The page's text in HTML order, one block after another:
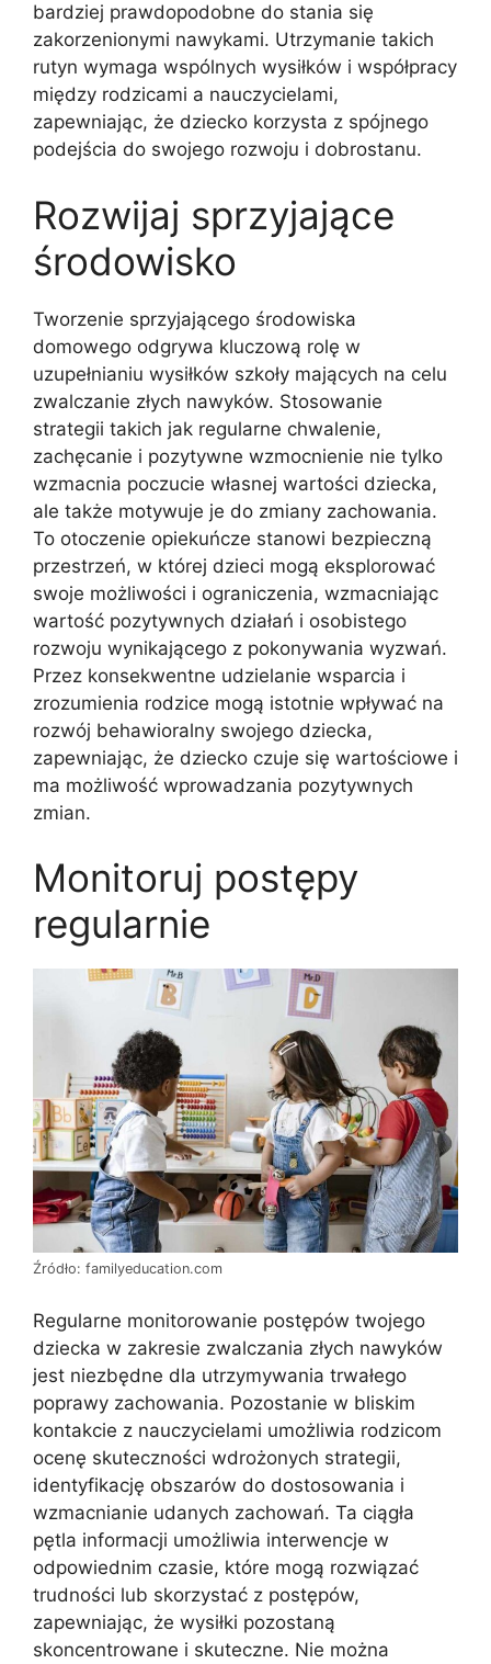
bardziej prawdopodobne do stania się
zakorzenionymi nawykami. Utrzymanie takich
rutyn wymaga wspólnych wysiłków i współpracy
między rodzicami a nauczycielami,
zapewniając, że dziecko korzysta z spójnego
podejścia do swojego rozwoju i dobrostanu.
Rozwijaj sprzyjające
środowisko
Tworzenie sprzyjającego środowiska
domowego odgrywa kluczową rolę w
uzupełnianiu wysiłków szkoły mających na celu
zwalczanie złych nawyków. Stosowanie
strategii takich jak regularne chwalenie,
zachęcanie i pozytywne wzmocnienie nie tylko
wzmacnia poczucie własnej wartości dziecka,
ale także motywuje je do zmiany zachowania.
To otoczenie opiekuńcze stanowi bezpieczną
przestrzeń, w której dzieci mogą eksplorować
swoje możliwości i ograniczenia, wzmacniając
wartość pozytywnych działań i osobistego
rozwoju wynikającego z pokonywania wyzwań.
Przez konsekwentne udzielanie wsparcia i
zrozumienia rodzice mogą istotnie wpływać na
rozwój behawioralny swojego dziecka,
zapewniając, że dziecko czuje się wartościowe i
ma możliwość wprowadzania pozytywnych
zmian.
Monitoruj postępy
regularnie
Źródło: familyeducation.com
Regularne monitorowanie postępów twojego
dziecka w zakresie zwalczania złych nawyków
jest niezbędne dla utrzymywania trwałego
poprawy zachowania. Pozostanie w bliskim
kontakcie z nauczycielami umożliwia rodzicom
ocenę skuteczności wdrożonych strategii,
identyfikację obszarów do dostosowania i
wzmacnianie udanych zachowań. Ta ciągła
pętla informacji umożliwia interwencje w
odpowiednim czasie, które mogą rozwiązać
trudności lub skorzystać z postępów,
zapewniając, że wysiłki pozostaną
skoncentrowane i skuteczne. Nie można